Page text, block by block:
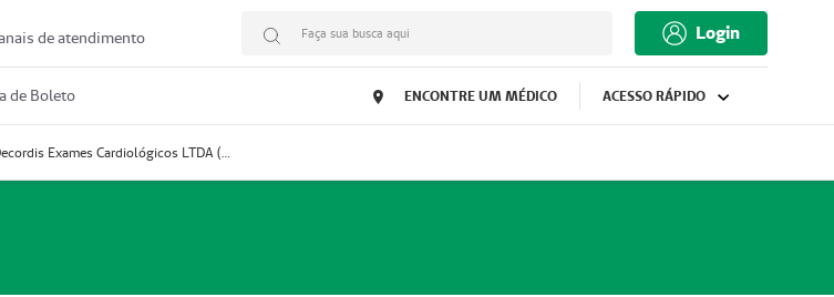
de atendimento Faça sua busca aqui Login
de Boleto ENCONTRE UM MÉDICO ACESSO RÁPIDO
Prestador Decordis Exames Cardiológicos LTDA (51004347-4)